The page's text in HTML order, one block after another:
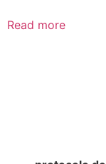
Read more